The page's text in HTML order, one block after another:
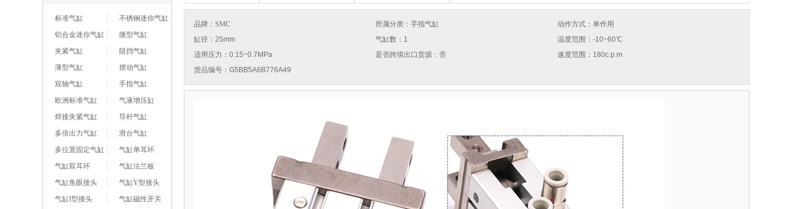
标准气缸
不锈钢迷你气缸
铝合金迷你气缸
微型气缸
夹紧气缸
阻挡气缸
薄型气缸
摆动气缸
双轴气缸
手指气缸
欧洲标准气缸
气液增压缸
焊接夹紧气缸
导杆气缸
多倍出力气缸
滑台气缸
多位置固定气缸
气缸单耳环
气缸双耳环
气缸法兰板
气缸鱼眼接头
气缸Y型接头
气缸I型接头
气缸磁性开关
品牌： SMC 所属分类：手指气缸
动作方式：单作用
缸径：25mm
气缸数：1
温度范围：-10~60℃
适用压力：0.15~0.7MPa
是否跨境出口货源：否
速度范围：180c.p.m
货品编号：G5BB5A6B776A49